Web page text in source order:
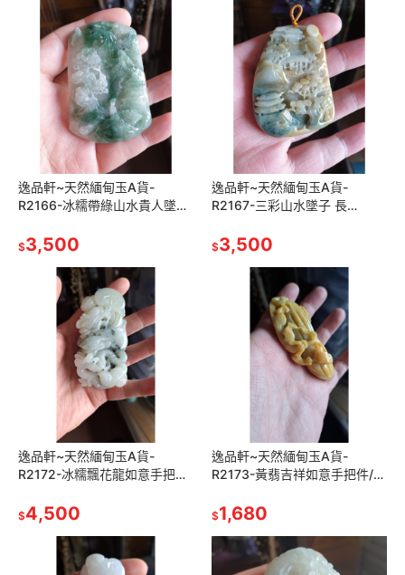
逸品軒~天然緬甸玉A貨-
R2166-冰糯帶綠山水貴人墜子
玉質細膩,雕工精細
$3,500
逸品軒~天然緬甸玉A貨-
R2167-三彩山水墜子 長
頭好，顏色特別，雕工精細立
$3,500
逸品軒~天然緬甸玉A貨-
R2172-冰糯飄花龍如意手把件
25.8mm 飄花部分點綴整個物
$4,500
逸品軒~天然緬甸玉A貨-
R2173-黃翡吉祥如意手把件/墜
19.6mm 雕花生，如意，擒龍
$1,680